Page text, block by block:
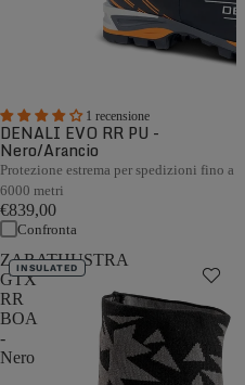
1 recensione
DENALI EVO RR PU -
Nero/Arancio
Protezione estrema per spedizioni fino a
6000 metri
€839,00
Confronta
ZARATHUSTRA
GTX
RR
BOA
-
Nero
INSULATED